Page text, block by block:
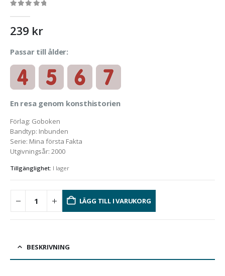
239 kr
Passar till ålder:
En resa genom konsthistorien
Förlag: Goboken
Bandtyp: Inbunden
Serie: Mina första Fakta
Utgivningsår: 2000
Tillgänglighet: I lager
LÄGG TILL I VARUKORG
BESKRIVNING